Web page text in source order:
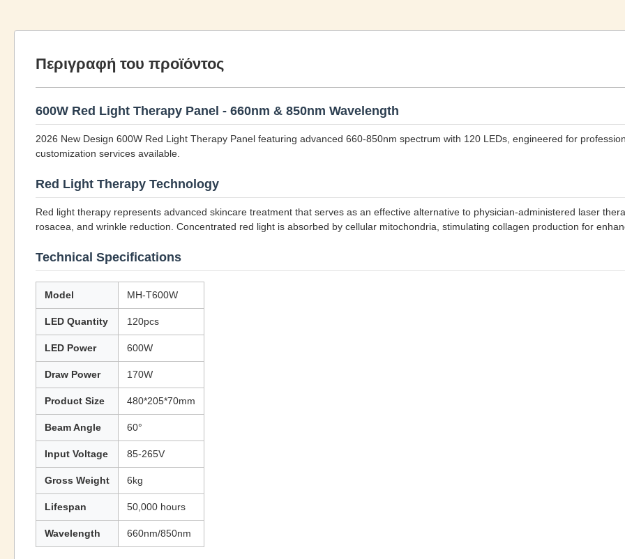
Περιγραφή του προϊόντος
600W Red Light Therapy Panel - 660nm & 850nm Wavelength
2026 New Design 600W Red Light Therapy Panel featuring advanced 660-850nm spectrum with 120 LEDs, engineered for
customization services available.
Red Light Therapy Technology
Red light therapy represents advanced skincare treatment that serves as an effective alternative to physician-administered laser
rosacea, and wrinkle reduction. Concentrated red light is absorbed by cellular mitochondria, stimulating collagen production for
Technical Specifications
Model MH-T600W
LED Quantity 120pcs
LED Power 600W
Draw Power 170W
Product Size 480*205*70mm
Beam Angle 60°
Input Voltage 85-265V
Gross Weight 6kg
Lifespan 50,000 hours
Wavelength 660nm/850nm